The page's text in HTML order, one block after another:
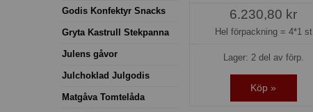
Godis Konfektyr Snacks
Gryta Kastrull Stekpanna
Julens gåvor
Julchoklad Julgodis
Matgåva Tomtelåda
6.230,80 kr
Hel förpackning = 4*1 st
Lager: 2 del av förp.
Köp »